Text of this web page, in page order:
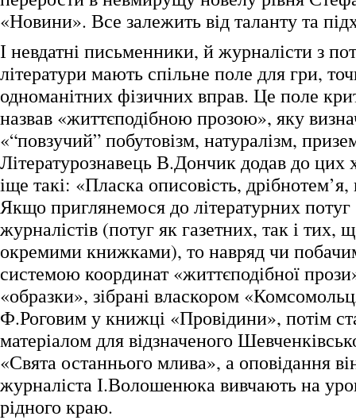
«Новини». Все залежить від таланту та
І невдатні письменники, й журналісти з
літератури мають спільне поле для гри,
одноманітних фізичних вправ. Це поле
назвав «життєподібною прозою», яку
«“повзучий” побутовізм, натуралізм,
Літературознавець В.Дончик додав до цих
іще такі: «Пласка описовість, дрібнотем’я,
Якщо приглянемося до літературних
журналістів (потуг як газетних, так і тих,
окремими книжками), то навряд чи
системою координат «життєподібної
«образки», зібрані власкором
Ф.Роговим у книжці «Провідини», потім
матеріалом для відзначеного
«Свята останнього млива», а оповідання
журналіста І.Волошенюка вивчають на
рідного краю.